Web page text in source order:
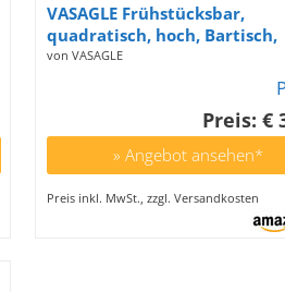
VASAGLE Frühstücksbar,
quadratisch, hoch, Bartisch,
Robustes Stahlgestell, 60 x 60
92 cm, einfache Montage, für
Küche, Wohnzimmer,
Stil, Ebenholzschwarz und
schwarz LBT025B56
von VASAGLE
Preis: €
» Angebot ansehen*
Preis inkl. MwSt., zzgl. Versandkosten